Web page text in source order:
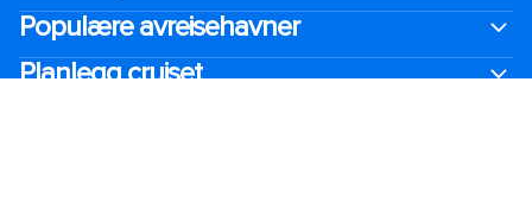
Populære avreisehavner
Planlegg cruiset